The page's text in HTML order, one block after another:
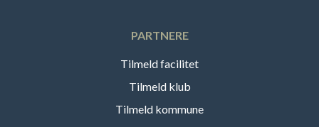
PARTNERE
Tilmeld facilitet
Tilmeld klub
Tilmeld kommune